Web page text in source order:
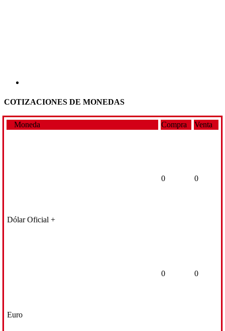
COTIZACIONES DE MONEDAS
Moneda Compra Venta
Dólar Oficial +
0 0
Euro
0 0